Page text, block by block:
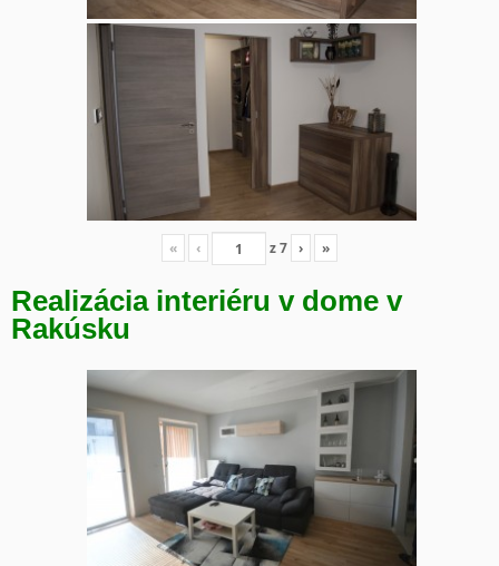
« ‹ z7 › »
Realizácia interiéru v dome v
Rakúsku